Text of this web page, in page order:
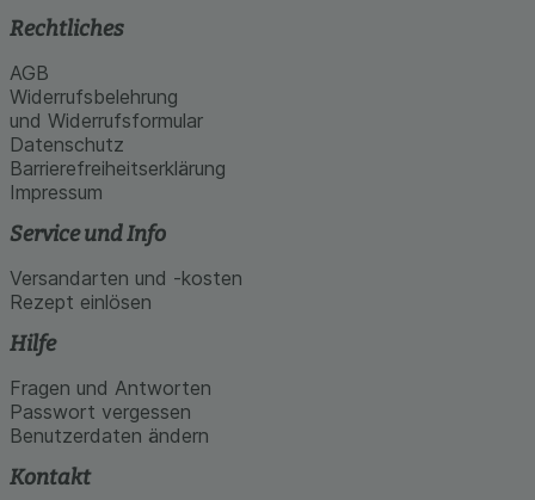
Rechtliches
AGB
Widerrufsbelehrung
und Widerrufsformular
Datenschutz
Barrierefreiheitserklärung
Impressum
Service und Info
Versandarten und -kosten
Rezept einlösen
Hilfe
Fragen und Antworten
Passwort vergessen
Benutzerdaten ändern
Kontakt